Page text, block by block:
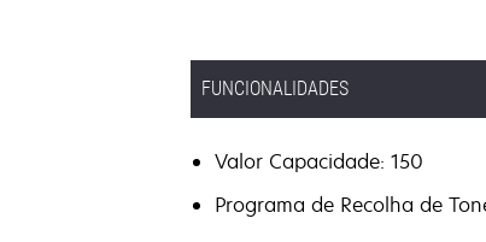
FUNCIONALIDADES
Valor Capacidade: 150
Programa de Recolha de